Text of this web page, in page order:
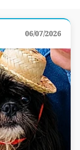
06/07/2026